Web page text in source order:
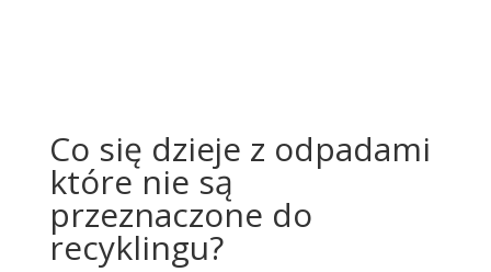
Co się dzieje z odpadami
które nie są
przeznaczone do
recyklingu?